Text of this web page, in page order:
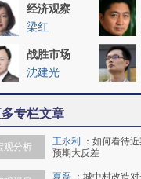
经济观察
梁红
战胜市场
沈建光
专栏文章
观分析 王永利 ： 如何看待
预期大反差
夏磊 ： 城中村改造